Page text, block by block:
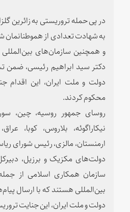
در پی حمله تروریستی به زائرین
به شهادت تعدادی از
و همچنین سازمان‌های بین‌المللی
دکتر سید ابراهیم رئیسی، ضمن
دولت و ملت ایران، این اقدام
محکوم کردند.
روسای جمهور روسیه، چین،
نیکاراگوئه، بلاروس، کوبا،
ارمنستان، مالزی، رئیس شورای
دولت‌های مکزیک و برزیل،
سازمان همکاری اسلامی از
بین‌المللی هستند که با ارسال
دولت و ملت ایران، این جنایت